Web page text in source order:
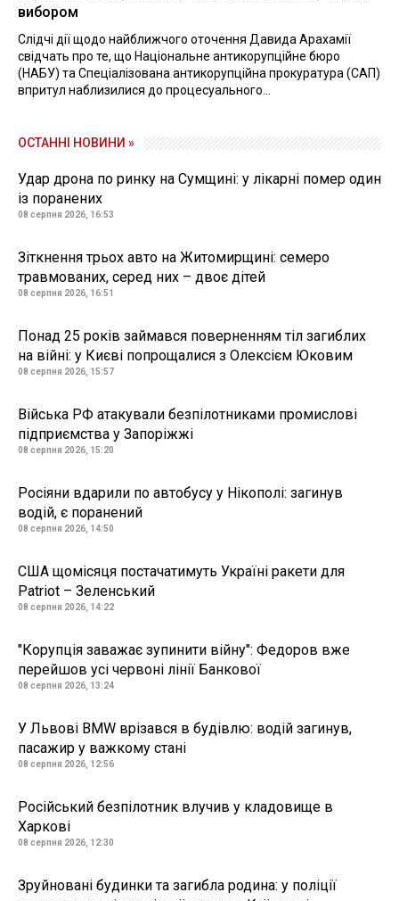
вибором
Слідчі дії щодо найближчого оточення Давида Арахамії
свідчать про те, що Національне антикорупційне бюро
(НАБУ) та Спеціалізована антикорупційна прокуратура (САП)
впритул наблизилися до процесуального...
ОСТАННІ НОВИНИ »
Удар дрона по ринку на Сумщині: у лікарні помер один
із поранених
08 серпня 2026, 16:53
Зіткнення трьох авто на Житомирщині: семеро
травмованих, серед них – двоє дітей
08 серпня 2026, 16:51
Понад 25 років займався поверненням тіл загиблих
на війні: у Києві попрощалися з Олексієм Юковим
08 серпня 2026, 15:57
Війська РФ атакували безпілотниками промислові
підприємства у Запоріжжі
08 серпня 2026, 15:20
Росіяни вдарили по автобусу у Нікополі: загинув
водій, є поранений
08 серпня 2026, 14:50
США щомісяця постачатимуть Україні ракети для
Patriot – Зеленський
08 серпня 2026, 14:22
"Корупція заважає зупинити війну": Федоров вже
перейшов усі червоні лінії Банкової
08 серпня 2026, 13:24
У Львові BMW врізався в будівлю: водій загинув,
пасажир у важкому стані
08 серпня 2026, 12:56
Російський безпілотник влучив у кладовище в
Харкові
08 серпня 2026, 12:30
Зруйновані будинки та загибла родина: у поліції